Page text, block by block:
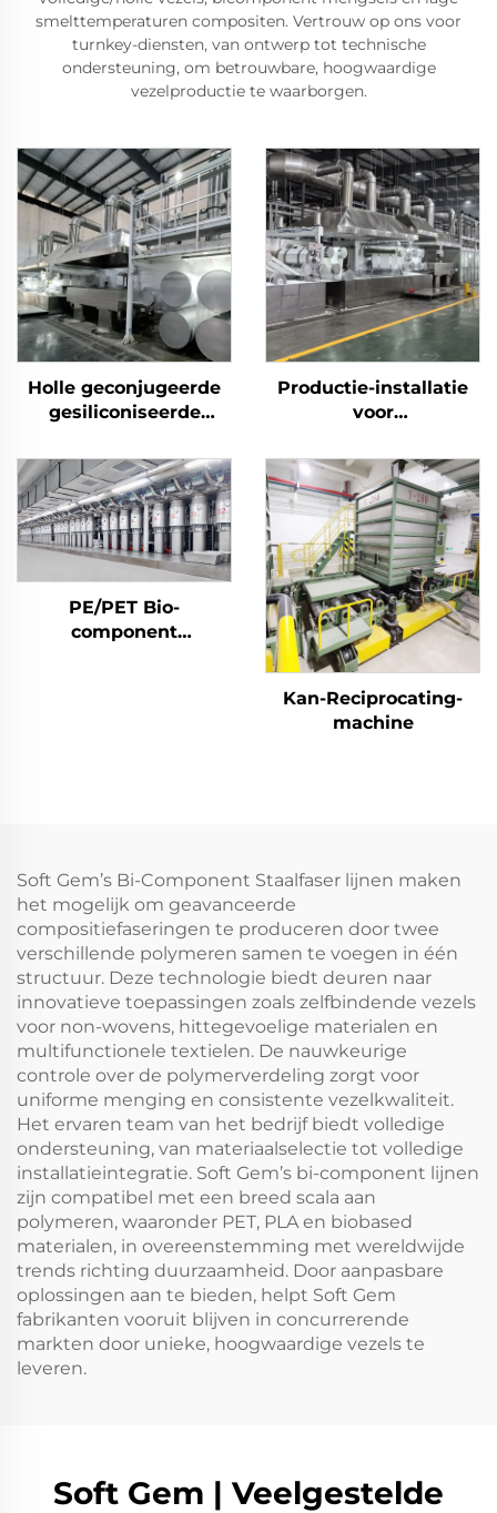
smelttemperaturen compositen. Vertrouw op ons voor
turnkey-diensten, van ontwerp tot technische
ondersteuning, om betrouwbare, hoogwaardige
vezelproductie te waarborgen.
Holle geconjugeerde
gesiliconiseerde
Productie-installatie
voor
met hoge sterkte
(PSF) Machine voor
het maken van vaste
polyesterstapelvezels
PSF
PE/PET Bio-
component
Kan-Reciprocating-
machine
Soft Gem’s Bi-Component Staalfaser lijnen maken
het mogelijk om geavanceerde
compositiefaseringen te produceren door twee
verschillende polymeren samen te voegen in één
structuur. Deze technologie biedt deuren naar
innovatieve toepassingen zoals zelfbindende vezels
voor non-wovens, hittegevoelige materialen en
multifunctionele textielen. De nauwkeurige
controle over de polymerverdeling zorgt voor
uniforme menging en consistente vezelkwaliteit.
Het ervaren team van het bedrijf biedt volledige
ondersteuning, van materiaalselectie tot volledige
installatieintegratie. Soft Gem’s bi-component lijnen
zijn compatibel met een breed scala aan
polymeren, waaronder PET, PLA en biobased
materialen, in overeenstemming met wereldwijde
trends richting duurzaamheid. Door aanpasbare
oplossingen aan te bieden, helpt Soft Gem
fabrikanten vooruit blijven in concurrerende
markten door unieke, hoogwaardige vezels te
leveren.
Soft Gem | Veelgestelde